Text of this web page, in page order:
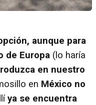
aunque para
de Europa (lo haría
en nuestro
en México no
ya se encuentra